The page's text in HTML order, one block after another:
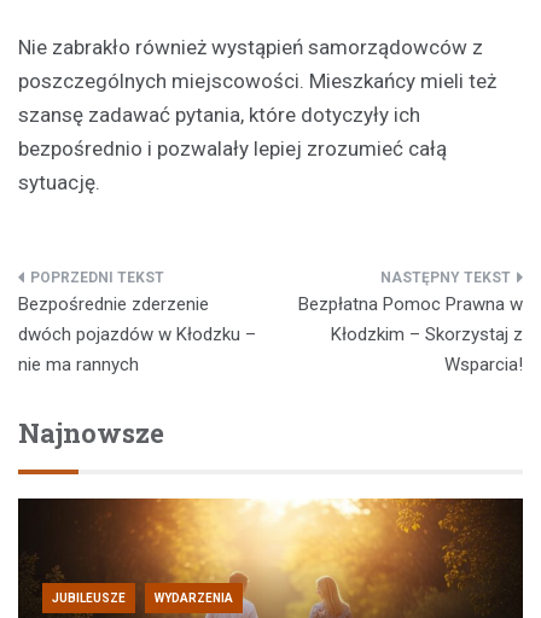
Nie zabrakło również wystąpień samorządowców z
poszczególnych miejscowości. Mieszkańcy mieli też
szansę zadawać pytania, które dotyczyły ich
bezpośrednio i pozwalały lepiej zrozumieć całą
sytuację.
Nawigacja
wpisu
Bezpośrednie zderzenie
dwóch pojazdów w Kłodzku –
nie ma rannych
Bezpłatna Pomoc Prawna w
Kłodzkim – Skorzystaj z
Wsparcia!
Najnowsze
JUBILEUSZE WYDARZENIA